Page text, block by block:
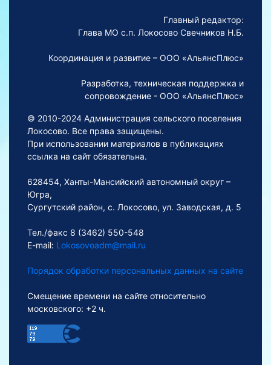
Главный редактор:
Глава МО с.п. Локосово Свечников Н.Б.
Координация и развитие – ООО «АльянсПлюс»
Разработка, техническая поддержка и
сопровождение - ООО «АльянсПлюс»
© 2010-2024 Администрация сельского поселения
Локосово. Все права защищены.
При использовании материалов в публикациях
ссылка на сайт обязательна.
628454, Ханты-Мансийский автономный округ –
Югра,
Сургутский район, с. Локосово, ул. Заводская, д. 5
Тел./факс 8 (3462) 550-548
E-mail: Lokosovoadm@mail.ru
Порядок обработки персональных данных на сайте
Смещение времени на сайте относительно
московского: +2 ч.